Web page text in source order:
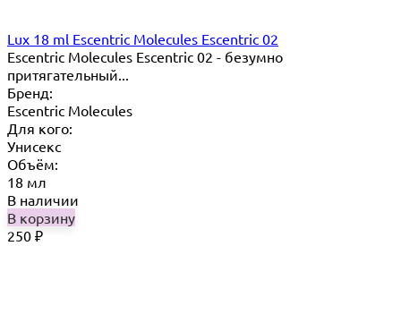
Lux 18 ml Escentric Molecules Escentric 02
Escentric Molecules Escentric 02 - безумно
притягательный...
Бренд:
Escentric Molecules
Для кого:
Унисекс
Объём:
18 мл
В наличии
В корзину
250 ₽